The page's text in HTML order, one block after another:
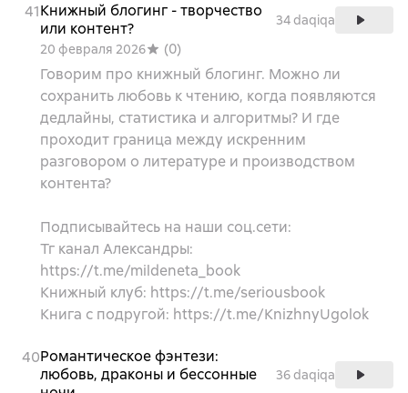
41Книжный блогинг - творчество
или контент?
34 daqiqa
20 февраля 2026
(0)
Говорим про книжный блогинг. Можно ли
сохранить любовь к чтению, когда появляются
дедлайны, статистика и алгоритмы? И где
проходит граница между искренним
разговором о литературе и производством
контента?
Подписывайтесь на наши соц.сети:
Тг канал Александры:
https://t.me/mildeneta_book
Книжный клуб: https://t.me/seriousbook
Книга с подругой: https://t.me/KnizhnyUgolok
40Романтическое фэнтези:
любовь, драконы и бессонные
36 daqiqa